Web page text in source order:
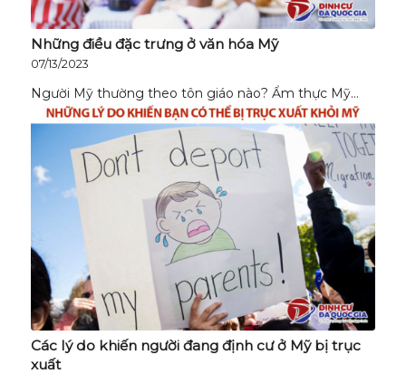
Những điều đặc trưng ở văn hóa Mỹ
07/13/2023
Người Mỹ thường theo tôn giáo nào? Ẩm thực Mỹ…
Các lý do khiến người đang định cư ở Mỹ bị trục
xuất